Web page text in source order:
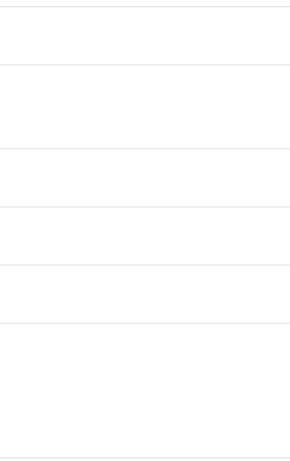
利用ください。
に対応した製品に切り替える予
含有に非対応の商品で、対応品
含有の対応状況を調査中または
物質有無と関係のない商品です。
たものが、含有品と判明した場合